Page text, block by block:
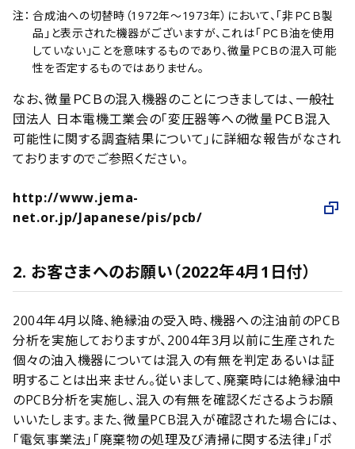
合成油への切替時（1972年～1973年）において、「非ＰＣＢ製
品」と表示された機器がございますが、これは「ＰＣＢ油を使用
していない」ことを意味するものであり、微量ＰＣＢの混入可能
性を否定するものではありません。
なお、微量ＰＣＢの混入機器のことにつきましては、一般社
団法人 日本電機工業会の「変圧器等への微量ＰＣＢ混入
可能性に関する調査結果について」に詳細な報告がなされ
ておりますのでご参照ください。
http://www.jema-
net.or.jp/Japanese/pis/pcb/
2. お客さまへのお願い（2022年4月1日付）
2004年4月以降、絶縁油の受入時、機器への注油前のPCB
分析を実施しておりますが、2004年3月以前に生産された
個々の油入機器については混入の有無を判定あるいは証
明することは出来ません。従いまして、廃棄時には絶縁油中
のPCB分析を実施し、混入の有無を確認くださるようお願
いいたします。また、微量PCB混入が確認された場合には、
「電気事業法」「廃棄物の処理及び清掃に関する法律」「ポ